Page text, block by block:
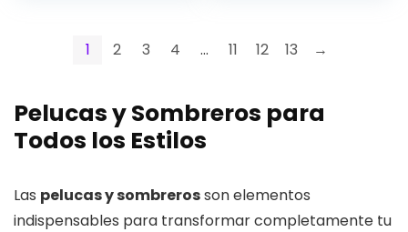
era:
es:
1 2 3 4 … 11 12 13 →
Pelucas y Sombreros para
Todos los Estilos
Las pelucas y sombrerosson elementos
indispensables para transformar completamente tu